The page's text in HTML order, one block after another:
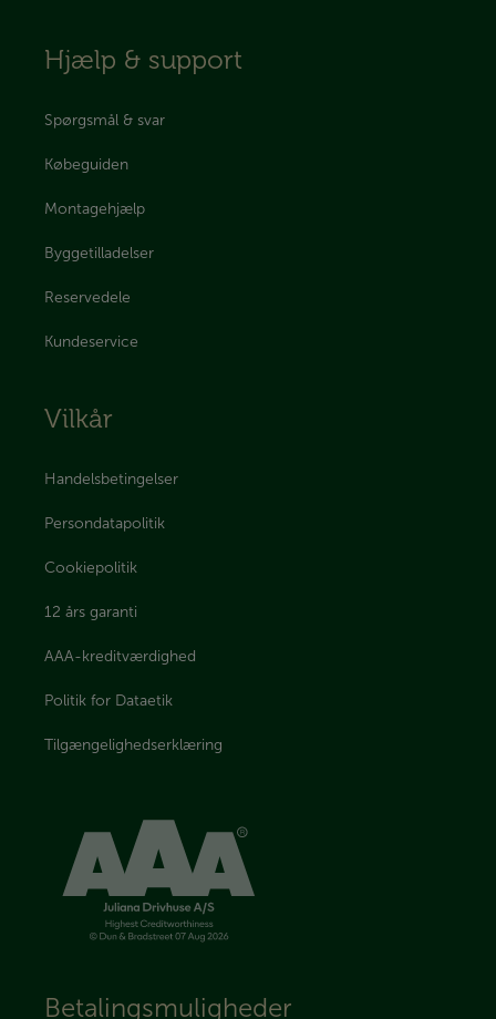
Hjælp & support
Spørgsmål & svar
Købeguiden
Montagehjælp
Byggetilladelser
Reservedele
Kundeservice
Vilkår
Handelsbetingelser
Persondatapolitik
Cookiepolitik
12 års garanti
AAA-kreditværdighed
Politik for Dataetik
Tilgængelighedserklæring
Betalingsmuligheder